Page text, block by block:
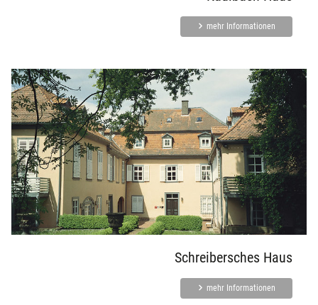
mehr Informationen
Schreibersches Haus
mehr Informationen